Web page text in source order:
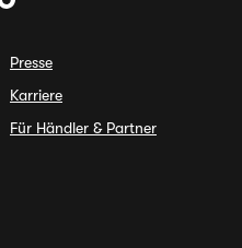
Presse
Karriere
Für Händler & Partner